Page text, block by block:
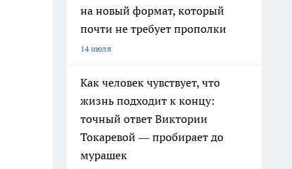
на новый формат, который
почти не требует прополки
14 июля
Как человек чувствует, что
жизнь подходит к концу:
точный ответ Виктории
Токаревой — пробирает до
мурашек